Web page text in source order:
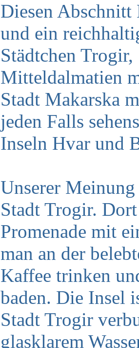
Diesen Abschnitt
und ein
Städtchen
Mitteldalmatien
Stadt Makarska
jeden Falls
Inseln Hvar und
Unserer
Stadt Trogir.
Promenade mit
man an der
Kaffee trinken
baden. Die Insel
Stadt Trogir
glasklarem